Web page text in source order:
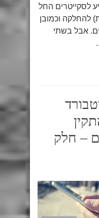
לסקייטרים החל
להחלקה וכמובן
אבל בשתי
– חלק